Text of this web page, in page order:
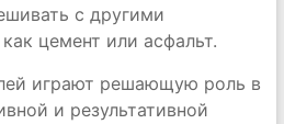
с другими
цемент или асфальт.
играют решающую роль в
и результативной